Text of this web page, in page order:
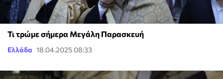
Τι τρώμε σήμερα Μεγάλη Παρασκευή
Ελλάδα 18.04.2025 08:33